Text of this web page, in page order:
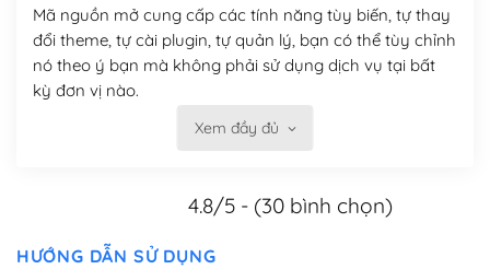
Mã nguồn mở cung cấp các tính năng tùy biến, tự thay
đổi theme, tự cài plugin, tự quản lý, bạn có thể tùy chỉnh
nó theo ý bạn mà không phải sử dụng dịch vụ tại bất
kỳ đơn vị nào.
Việc của bạn là đăng ký một tên miền và hosting để
Có thể tùy biến trên website WordPress
– Thân thiện với công cụ tìm kiếm
Xem đầy đủ
4.8/5 - (30 bình chọn)
HƯỚNG DẪN SỬ DỤNG